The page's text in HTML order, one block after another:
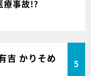
療事故!?
吉 かりそめ
5